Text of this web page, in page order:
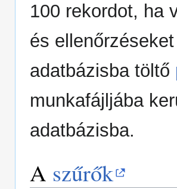
100 rekordot, ha
és
adatbázisba töltő
munkafájljába
adatbázisba.
A szűrők